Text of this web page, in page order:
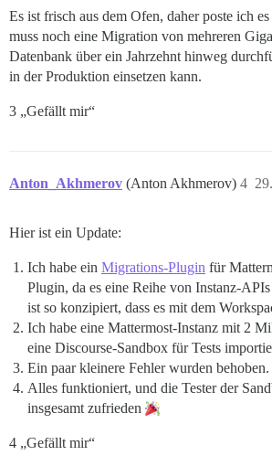
Es ist frisch aus dem Ofen, daher poste ich
muss noch eine Migration von mehreren
Datenbank über ein Jahrzehnt hinweg
in der Produktion einsetzen kann.
3 „Gefällt mir“
Anton_Akhmerov (Anton Akhmerov) 4
Hier ist ein Update:
Ich habe ein Migrations-Plugin für
Plugin, da es eine Reihe von Instanz-
ist so konzipiert, dass es mit dem
Ich habe eine Mattermost-Instanz mit 2
eine Discourse-Sandbox für Tests
Ein paar kleinere Fehler wurden behoben.
Alles funktioniert, und die Tester der
insgesamt zufrieden
4 „Gefällt mir“